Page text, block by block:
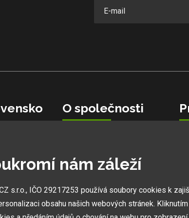
06
O společnosti
Ochranná známka
Cíle pro rok 2026
Náš tým
O nás
nám záleží
s.r.o., IČO 29217253 používá soubory cookies k
obsahu našich webových stránek. Kliknutím